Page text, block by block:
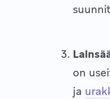
on
ja